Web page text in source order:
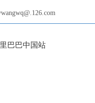
巴巴中国站